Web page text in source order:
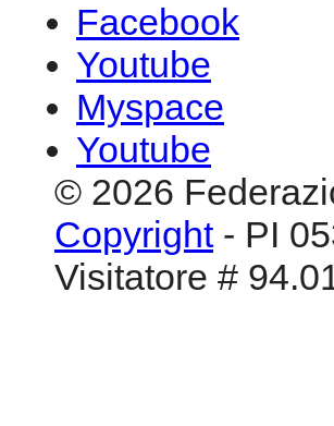
Facebook
Youtube
Myspace
Youtube
© 2026
Copyright- PI
Visitatore #